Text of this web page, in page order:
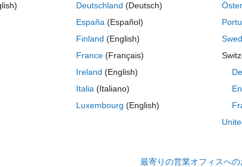
"A2:A8");
a 7x24 matrix.
this scatter plot?
Deutschland (Deutsch)
España (Español)
Finland (English)
France (Français)
Ireland (English)
Italia (Italiano)
Luxembourg (English)
最寄りの営業オフィスへ